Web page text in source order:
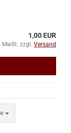
1,00 EUR
MwSt. zzgl. Versand